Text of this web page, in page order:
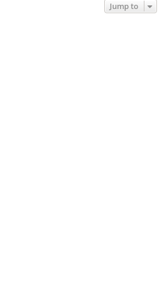
Jump to